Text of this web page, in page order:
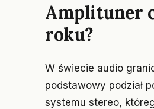
Amplituner
roku?
W świecie audio
podstawowy podział
systemu stereo,